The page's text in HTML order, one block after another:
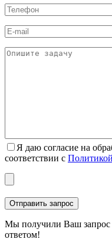
Я даю согласие на
соответствии с
Мы получили Ваш запрос
ответом!